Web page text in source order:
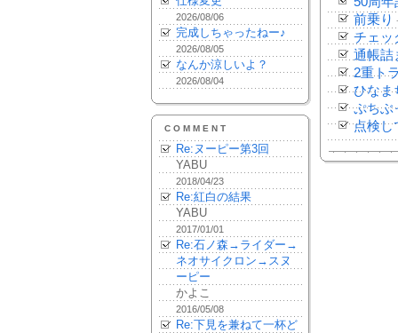
2026/08/06
完成しちゃったねー♪
2026/08/05
なんか涼しいよ？
2026/08/04
COMMENT
Re:ヌーピー第3回
YABU
2018/04/23
Re:紅白の結果
YABU
2017/01/01
Re:石ノ森→ライダー→
ネオサイクロン→スヌ
ーピー
かよこ
2016/05/08
Re:下見を兼ねて一杯ど
前乗り
チェッ
通帳詰
2重ト
ひなま
ぷちぶ
点検し